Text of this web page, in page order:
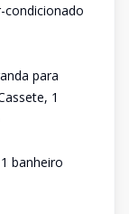
para
1
banheiro